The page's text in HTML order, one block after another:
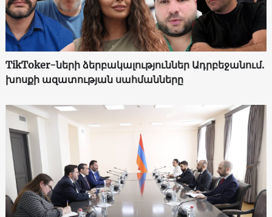
TikToker-ների ձերբակալություններ Ադրբեջանում.
խոսքի ազատության սահմանները